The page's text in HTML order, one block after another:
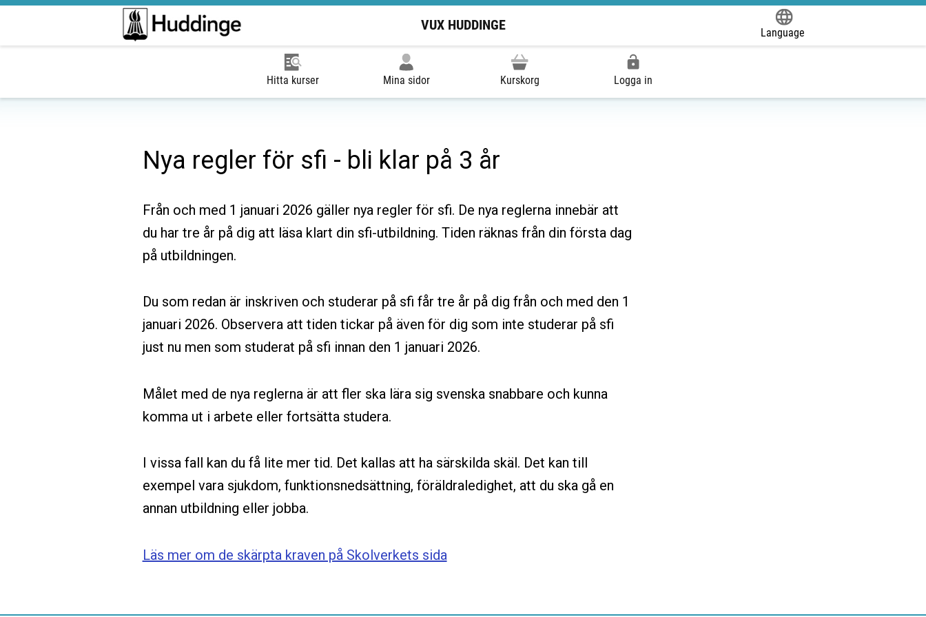
VUX HUDDINGE
Language
Hitta kurser Mina sidor Kurskorg Logga in
Nya regler för sfi - bli klar på 3 år
Från och med 1 januari 2026 gäller nya regler för sfi. De nya reglerna innebär att
du har tre år på dig att läsa klart din sfi-utbildning. Tiden räknas från din första dag
på utbildningen.
Du som redan är inskriven och studerar på sfi får tre år på dig från och med den 1
januari 2026. Observera att tiden tickar på även för dig som inte studerar på sfi
just nu men som studerat på sfi innan den 1 januari 2026.
Målet med de nya reglerna är att fler ska lära sig svenska snabbare och kunna
komma ut i arbete eller fortsätta studera.
I vissa fall kan du få lite mer tid. Det kallas att ha särskilda skäl. Det kan till
exempel vara sjukdom, funktionsnedsättning, föräldraledighet, att du ska gå en
annan utbildning eller jobba.
Läs mer om de skärpta kraven på Skolverkets sida